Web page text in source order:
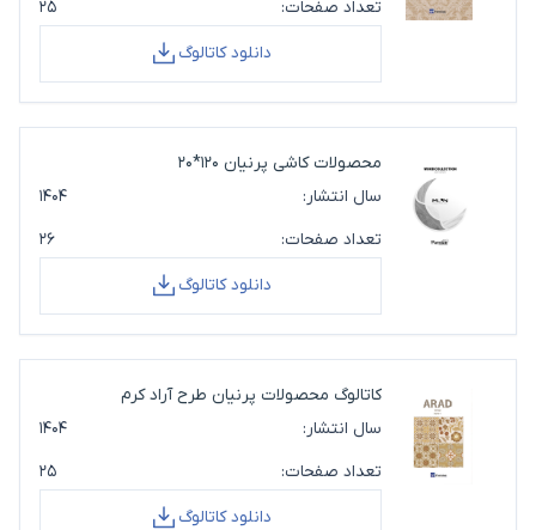
تعداد صفحات:
۲۵
دانلود کاتالوگ
محصولات کاشی پرنیان 120*20
سال انتشار:
۱۴۰۴
تعداد صفحات:
۲۶
دانلود کاتالوگ
کاتالوگ محصولات پرنیان طرح آراد کرم
سال انتشار:
۱۴۰۴
تعداد صفحات:
۲۵
دانلود کاتالوگ